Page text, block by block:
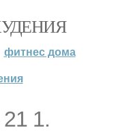
фитнес дома
1.